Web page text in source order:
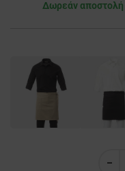
Δωρεάν αποστολή